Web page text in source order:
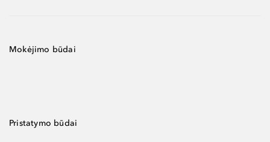
Mokėjimo būdai
Pristatymo būdai